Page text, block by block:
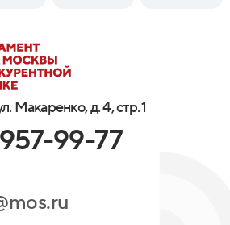
Макаренко, д. 4, стр. 1
99-77